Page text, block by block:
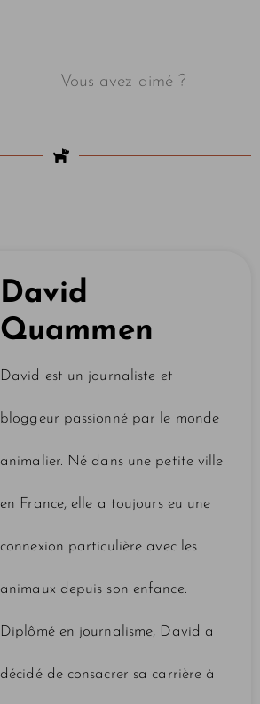
Vous avez aimé ?
David
Quammen
David est un journaliste et
bloggeur passionné par le monde
animalier. Né dans une petite ville
en France, elle a toujours eu une
connexion particulière avec les
animaux depuis son enfance.
Diplômé en journalisme, David a
décidé de consacrer sa carrière à